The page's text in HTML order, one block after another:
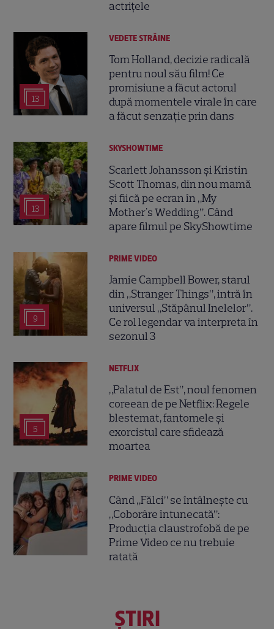
actrițele
13
VEDETE STRĂINE
Tom Holland, decizie radicală
pentru noul său film! Ce
promisiune a făcut actorul
după momentele virale în care
a făcut senzație prin dans
13
SKYSHOWTIME
Scarlett Johansson și Kristin
Scott Thomas, din nou mamă
și fiică pe ecran în „My
Mother's Wedding”. Când
apare filmul pe SkyShowtime
9
PRIME VIDEO
Jamie Campbell Bower, starul
din „Stranger Things”, intră în
universul „Stăpânul Inelelor”.
Ce rol legendar va interpreta în
sezonul 3
5
NETFLIX
„Palatul de Est”, noul fenomen
coreean de pe Netflix: Regele
blestemat, fantomele și
exorcistul care sfidează
moartea
PRIME VIDEO
Când „Fălci” se întâlnește cu
„Coborâre întunecată”:
Producția claustrofobă de pe
Prime Video ce nu trebuie
ratată
ŞTIRI